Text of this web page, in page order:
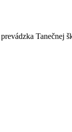
Tanečnej